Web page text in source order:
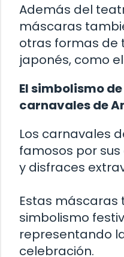
Además del
máscaras
otras formas de
japonés, como
El simbolismo
carnavales de
Los carnavales
famosos por
y disfraces
Estas máscaras
simbolismo
representando
celebración.